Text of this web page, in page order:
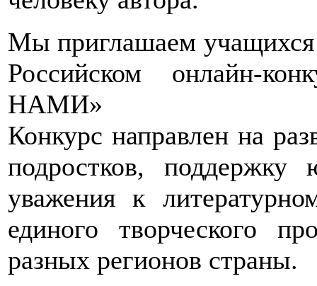
Мы приглашаем учащихся
Российском онлайн-
НАМИ»
Конкурс направлен на
подростков, поддержку
уважения к
единого творческого
разных регионов страны.